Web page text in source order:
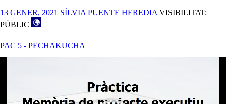
13 GENER, 2021 SÍLVIA PUENTE HEREDIA VISIBILITAT:
PÚBLIC
PAC 5 - PECHAKUCHA